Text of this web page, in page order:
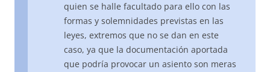
quien se halle facultado para ello con las
formas y solemnidades previstas en las
leyes, extremos que no se dan en este
caso, ya que la documentación aportada
que podría provocar un asiento son meras